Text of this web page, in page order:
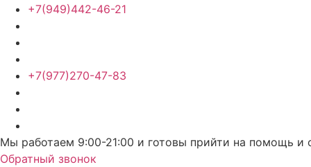
+7(949)442-46-21
+7(977)270-47-83
Мы работаем 9:00-21:00 и готовы прийти на помощь и
Обратный звонок